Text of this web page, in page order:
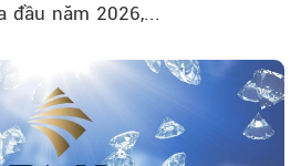
đầu năm 2026,...